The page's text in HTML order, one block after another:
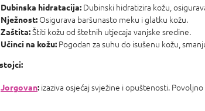
Dubinska hidratacija: Dubinski hidratizira kožu,
Nježnost: Osigurava baršunasto meku i glatku kožu.
Zaštita:Štiti kožu od štetnih utjecaja vanjske sredine.
Učinci na kožu: Pogodan za suhu do isušenu kožu,
Jorgovan: izaziva osjećaj svježine i opuštenosti.